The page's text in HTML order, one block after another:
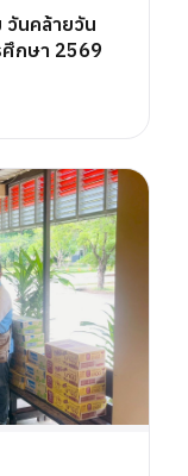
นคล้ายวัน
ศึกษา 2569